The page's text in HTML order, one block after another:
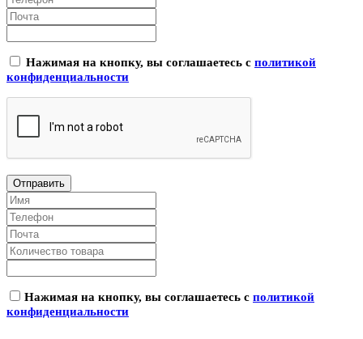
Нажимая на кнопку, вы соглашаетесь с политикой
конфиденциальности
Нажимая на кнопку, вы соглашаетесь с политикой
конфиденциальности